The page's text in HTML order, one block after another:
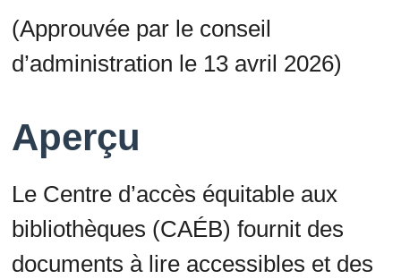
(Approuvée par le conseil
d’administration le 13 avril 2026)
Aperçu
Le Centre d’accès équitable aux
bibliothèques (CAÉB) fournit des
documents à lire accessibles et des